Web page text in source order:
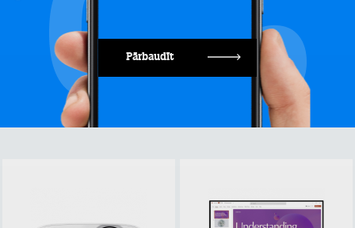
Pārbaudīt